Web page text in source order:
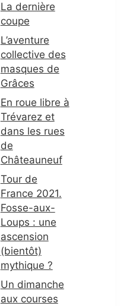
La dernière
coupe
L’aventure
collective des
masques de
Grâces
En roue libre à
Trévarez et
dans les rues
de
Châteauneuf
Tour de
France 2021.
Fosse-aux-
Loups : une
ascension
(bientôt)
mythique ?
Un dimanche
aux courses